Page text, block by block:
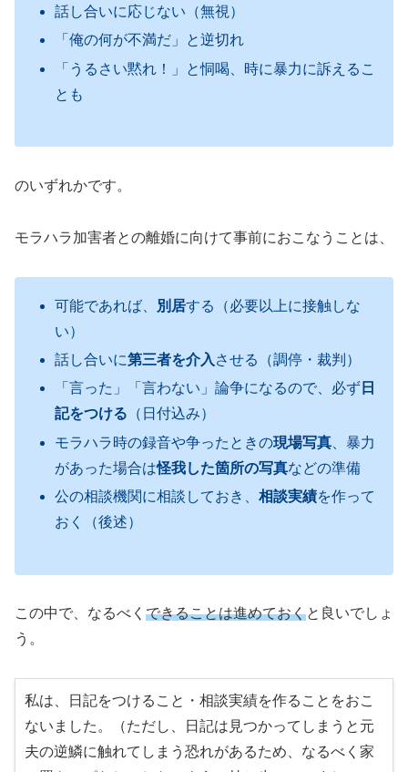
話し合いに応じない（無視）
「俺の何が不満だ」と逆切れ
「うるさい黙れ！」と恫喝、時に暴力に訴えるこ
とも
のいずれかです。
モラハラ加害者との離婚に向けて事前におこなうことは、
可能であれば、 別居する（必要以上に接触しな
い）
話し合いに第三者を介入 させる（調停・裁判）
「言った」「言わない」論争になるので、必ず 日
記をつける （日付込み）
モラハラ時の録音や争ったときの現場写真 、暴力
があった場合は怪我した箇所の写真などの準備
公の相談機関に相談しておき、相談実績を作って
おく（後述）
この中で、なるべく できることは進めておくと良いでしょ
う。
私は、日記をつけること・相談実績を作ることをおこ
ないました。（ただし、日記は見つかってしまうと元
夫の逆鱗に触れてしまう恐れがあるため、なるべく家